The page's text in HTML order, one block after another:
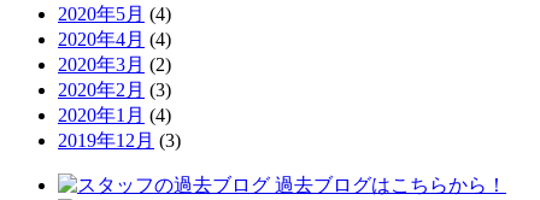
2020年5月 (4)
2020年4月 (4)
2020年3月 (2)
2020年2月 (3)
2020年1月 (4)
2019年12月 (3)